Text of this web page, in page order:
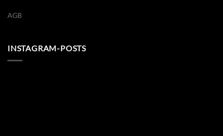
AGB
INSTAGRAM-POSTS